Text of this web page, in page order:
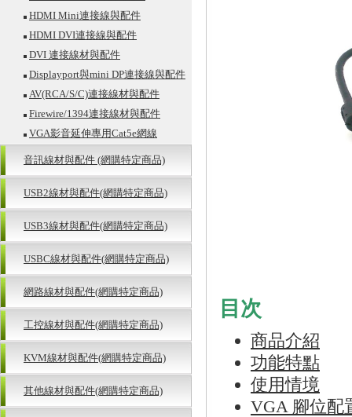
HDMI Mini連接線與配件
HDMI DVI連接線與配件
DVI 連接線材與配件
Displayport與mini DP連接線與配件
AV(RCA/S/C)連接線材與配件
Firewire/1394連接線材與配件
VGA影音延伸專用Cat5e網線
音訊線材與配件 (網購特定商品)
USB2線材與配件(網購特定商品)
USB3線材與配件(網購特定商品)
USBC線材與配件(網購特定商品)
網路線材與配件(網購特定商品)
工控線材與配件(網購特定商品)
KVM線材與配件(網購特定商品)
其他線材與配件(網購特定商品)
目次
商品介紹
功能特點
使用情境
VGA 腳位配